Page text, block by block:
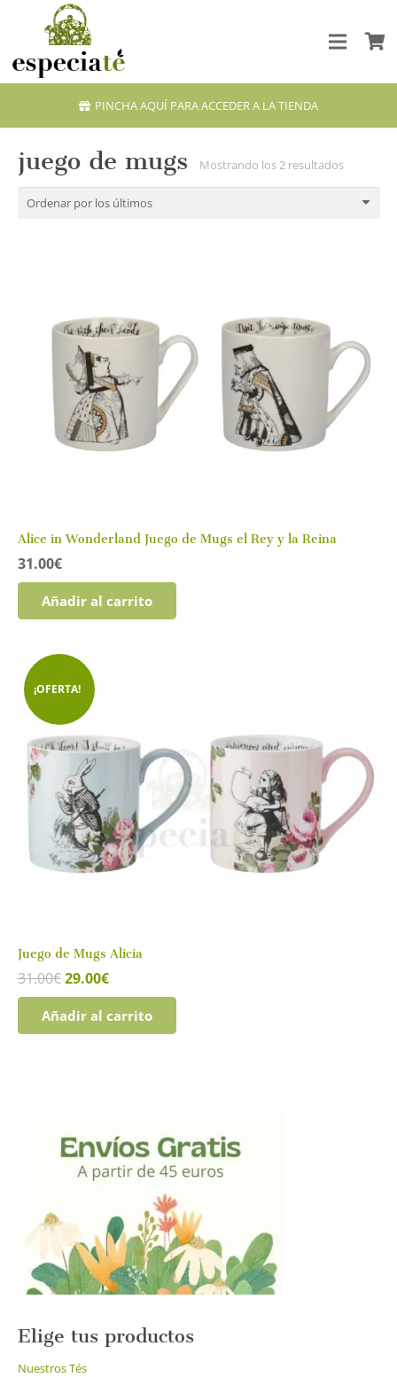
PINCHA AQUÍ PARA ACCEDER A LA TIENDA
juego de mugs Mostrando los 2 resultadosOrdenado
por
Alice in Wonderland Juego de Mugs el Rey y la Reina
31.00€
Añadir al carrito
¡OFERTA!
Juego de Mugs Alicia
31.00€ El
precio
original
era:
29.00€El
precio
actual
es:
Añadir al carrito
Elige tus productos
Nuestros Tés